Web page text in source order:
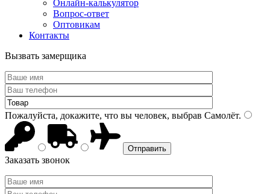
Онлайн-калькулятор
Вопрос-ответ
Оптовикам
Контакты
Вызвать замерщика
Пожалуйста, докажите, что вы человек, выбрав Самолёт.
Заказать звонок